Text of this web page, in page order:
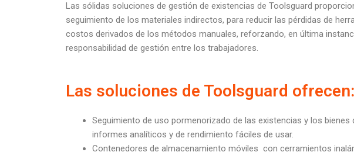
Las sólidas soluciones de gestión de existencias de Toolsguard
seguimiento de los materiales indirectos, para reducir las pérdidas de
costos derivados de los métodos manuales, reforzando, en última
responsabilidad de gestión entre los trabajadores.
Las soluciones de Toolsguard ofrecen:
Seguimiento de uso pormenorizado de las existencias y los
informes analíticos y de rendimiento fáciles de usar.
Contenedores de almacenamiento móviles con cerramientos